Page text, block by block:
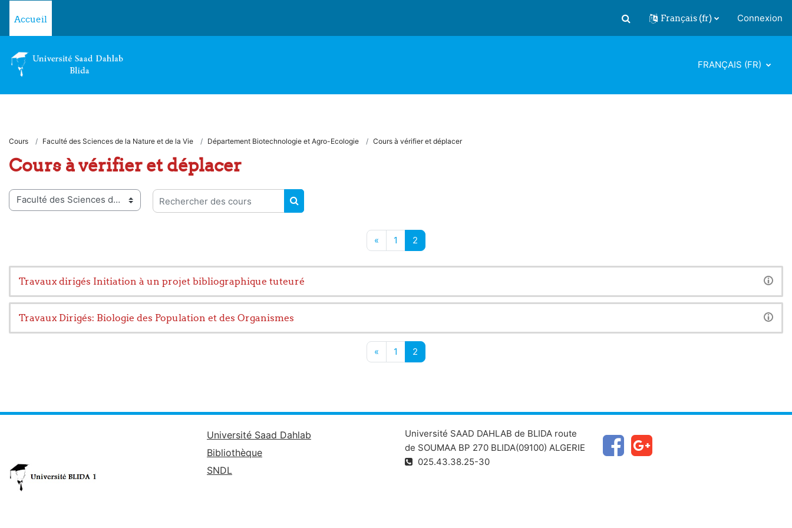
Accueil
Activer/désactiver la saisie de
Français ‎(fr)‎ Connexion
FRANÇAIS ‎(FR)‎
Cours Faculté des Sciences de la Nature et de la Vie Département Biotechnologie et Agro-Ecologie Cours à vérifier et déplacer
Cours à vérifier et déplacer
de cours
Rechercher des cours
RECHERCHER DES COURS
« Page précédente
1 Page 1
2
Travaux dirigés Initiation à un projet bibliographique tuteuré
Travaux Dirigés: Biologie des Population et des Organismes
« Page précédente
1 Page 1
2
Université Saad Dahlab
Bibliothèque
SNDL
Université SAAD DAHLAB de BLIDA route
de SOUMAA BP 270 BLIDA(09100) ALGERIE
025.43.38.25-30